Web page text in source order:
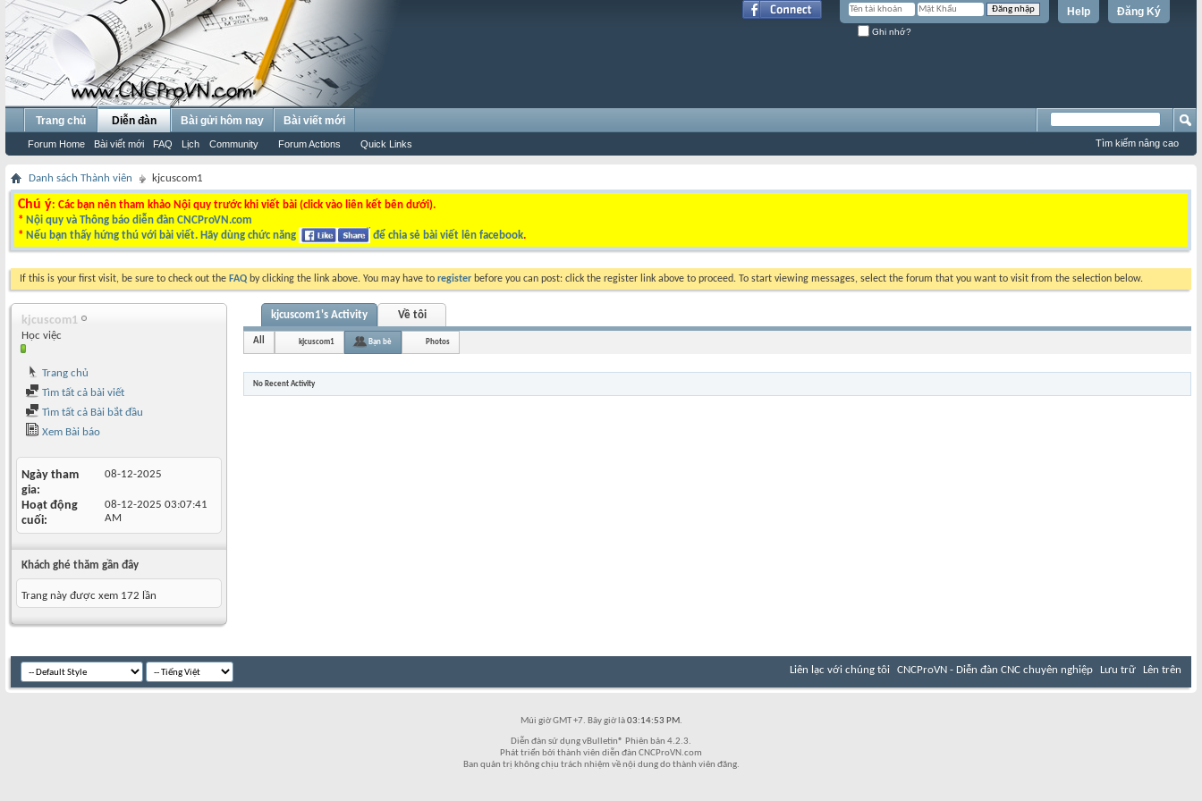
Đăng Ký
Help
Ghi nhớ?
Trang chủ Diễn đàn
Forum Home Bài viết mới FAQ Lịch Community Forum Actions Quick Links
Bài gửi hôm nay Bài viết mới
Tìm kiếm nâng cao
Danh sách Thành viên kjcuscom1
Chú ý: Các bạn nên tham khảo Nội quy trước khi viết bài (click vào liên kết bên dưới).
* Nội quy và Thông báo diễn đàn CNCProVN.com
* Nếu bạn thấy hứng thú với bài viết. Hãy dùng chức năng để chia sẻ bài viết lên facebook.
If this is your first visit, be sure to check out the FAQ by clicking the link above. You may have to register before you can post: click the register link above to proceed. To start viewing messages, select the forum that you want to visit from the selection below.
kjcuscom1
Học việc
Trang chủ
Tìm tất cả bài viết
Tìm tất cả Bài bắt đầu
Xem Bài báo
Ngày tham
gia
08-12-2025
Hoạt động
cuối
08-12-2025 03:07:41
AM
Khách ghé thăm gần đây
Trang này được xem 172 lần
kjcuscom1's Activity Về tôi
All kjcuscom1 Bạn bè Photos
No Recent Activity
Liên lạc với chúng tôi CNCProVN - Diễn đàn CNC chuyên nghiệp Lưu trữ Lên trên
Múi giờ GMT +7. Bây giờ là03:14:53 PM.
Diễn đàn sử dụng vBulletin® Phiên bản 4.2.3.
Phát triển bởi thành viên diễn đàn CNCProVN.com
Ban quản trị không chịu trách nhiệm về nội dung do thành viên đăng.